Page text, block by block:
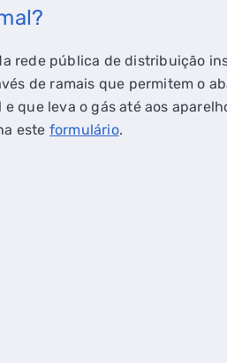
rede pública de distribuição
de ramais que permitem o
que leva o gás até aos
este formulário.